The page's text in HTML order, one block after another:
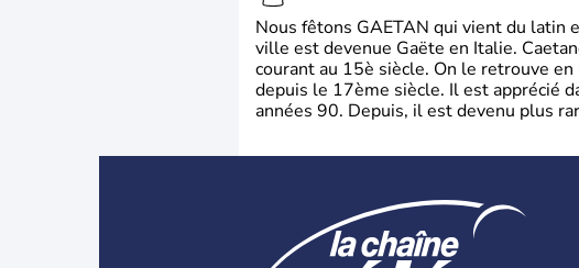
Nous fêtons GAETAN qui vient du latin
ville est devenue Gaëte en Italie.
courant au 15è siècle. On le retrouve
depuis le 17ème siècle. Il est apprécié
années 90. Depuis, il est devenu plus